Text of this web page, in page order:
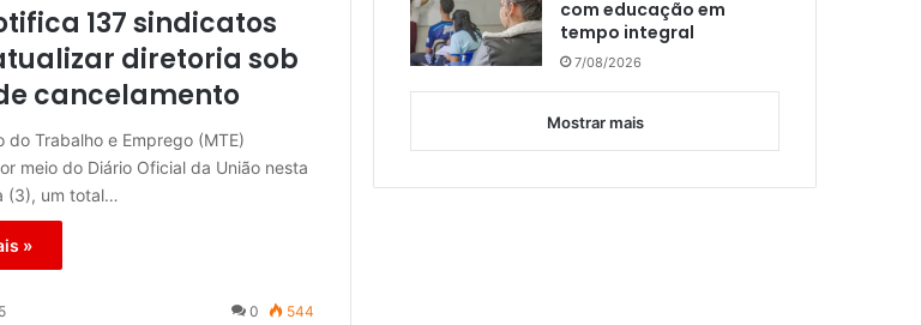
137 sindicatos
diretoria sob
cancelamento
do Trabalho e Emprego (MTE)
meio do Diário Oficial da União nesta
(3), um total…
»
0 544
com educação em
tempo integral
7/08/2026
Mostrar mais